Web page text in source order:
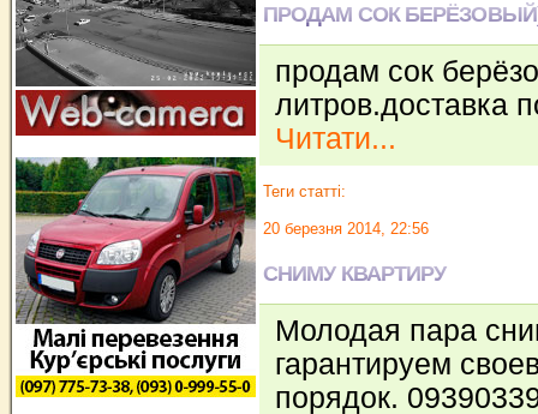
ПРОДАМ СОК
продам сок
литров.доставка
Читати...
Теги статті:
20 березня 2014, 22:56
СНИМУ КВАРТИРУ
Молодая пара
гарантируем
порядок.